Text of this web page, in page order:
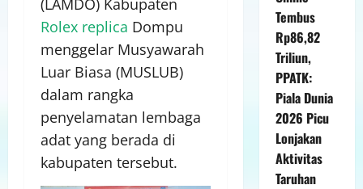
Rolex replica Dompu
menggelar Musyawarah
Luar Biasa (MUSLUB)
dalam rangka
penyelamatan lembaga
adat yang berada di
kabupaten tersebut.
Tembus
Rp86,82
Triliun,
PPATK:
Piala Dunia
2026 Picu
Lonjakan
Aktivitas
Taruhan